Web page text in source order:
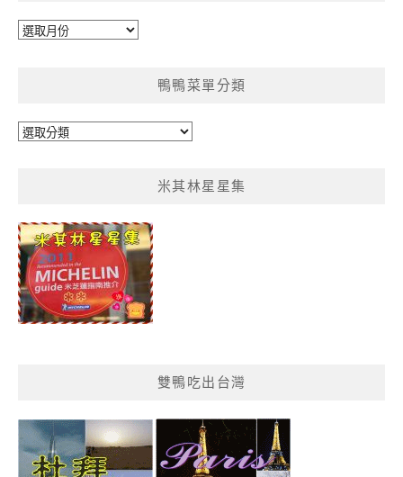
彙
鴨鴨菜單分類
鴨
類
米其林星星集
雙鴨吃出台灣